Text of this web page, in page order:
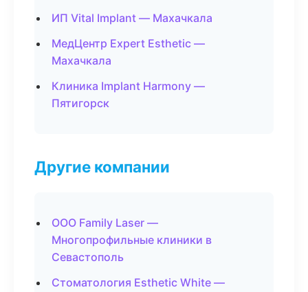
ИП Vital Implant — Махачкала
МедЦентр Expert Esthetic —
Махачкала
Клиника Implant Harmony —
Пятигорск
Другие компании
ООО Family Laser —
Многопрофильные клиники в
Севастополь
Стоматология Esthetic White —